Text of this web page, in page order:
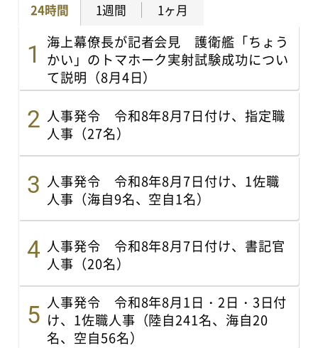
24時間 1週間 1ヶ月
海上幕僚長が記者会見 護衛艦「ちょう
かい」のトマホーク実射試験成功につい
て説明（8月4日）
人事発令 令和8年8月7日付け、指定職
人事（27名）
人事発令 令和8年8月7日付け、1佐職
人事（海自9名、空自1名）
人事発令 令和8年8月7日付け、書記官
人事（20名）
人事発令 令和8年8月1日・2日・3日付
け、1佐職人事（陸自241名、海自20
名、空自56名）